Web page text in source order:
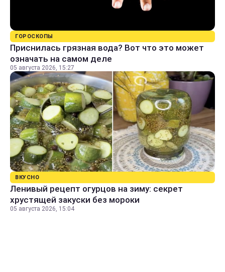
ГОРОСКОПЫ
Приснилась грязная вода? Вот что это может
означать на самом деле
05 августа 2026, 15:27
ВКУСНО
Ленивый рецепт огурцов на зиму: секрет
хрустящей закуски без мороки
05 августа 2026, 15:04